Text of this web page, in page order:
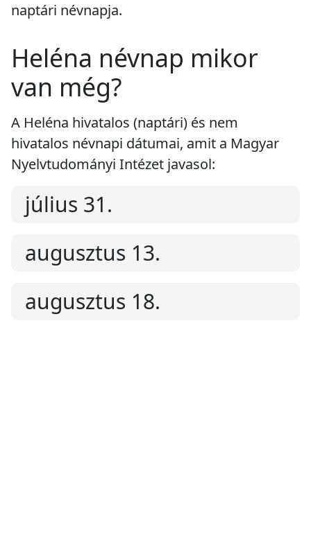
naptári névnapja.
Heléna névnap mikor
van még?
A Heléna hivatalos (naptári) és nem
hivatalos névnapi dátumai, amit a Magyar
Nyelvtudományi Intézet javasol:
július 31.
augusztus 13.
augusztus 18.